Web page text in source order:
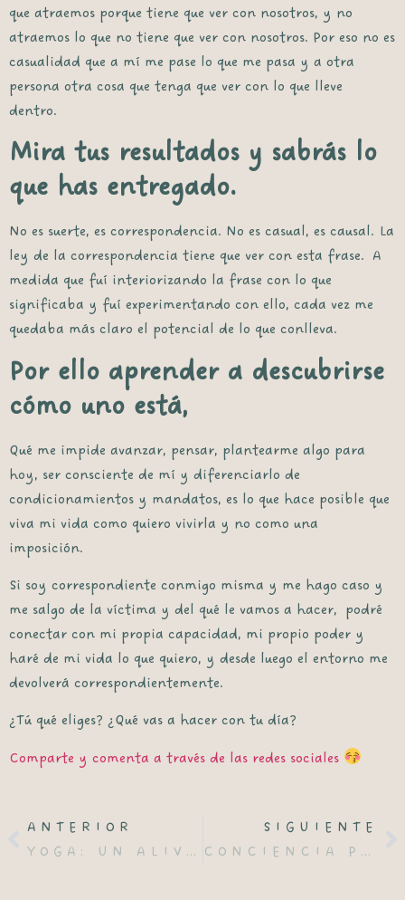
que atraemos porque tiene que ver con nosotros, y no
atraemos lo que no tiene que ver con nosotros. Por eso no es
casualidad que a mí me pase lo que me pasa y a otra
persona otra cosa que tenga que ver con lo que lleve
dentro.
Mira tus resultados y sabrás lo
que has entregado.
No es suerte, es correspondencia. No es casual, es causal. La
ley de la correspondencia tiene que ver con esta frase. A
medida que fuí interiorizando la frase con lo que
significaba y fuí experimentando con ello, cada vez me
quedaba más claro el potencial de lo que conlleva.
Por ello aprender a descubrirse
cómo uno está,
Qué me impide avanzar, pensar, plantearme algo para
hoy, ser consciente de mí y diferenciarlo de
condicionamientos y mandatos, es lo que hace posible que
viva mi vida como quiero vivirla y no como una
imposición.
Si soy correspondiente conmigo misma y me hago caso y
me salgo de la víctima y del qué le vamos a hacer, podré
conectar con mi propia capacidad, mi propio poder y
haré de mi vida lo que quiero, y desde luego el entorno me
devolverá correspondientemente.
¿Tú qué eliges? ¿Qué vas a hacer con tu día?
Comparte y comenta a través de las redes sociales
ANTERIOR
YOGA: UN ALIVIO EFECTIVO PARA EL DOLOR DE ESPALDA CRÓNICO.
SIGUIENTE
CONCIENCIA PLENA Y SALUD MENTAL